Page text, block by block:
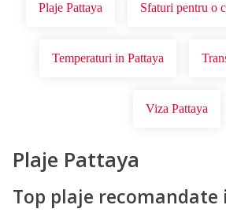
Plaje Pattaya Sfaturi pentru o
Temperaturi in Pattaya
Viza Pattaya
Plaje Pattaya
Top plaje recomandate